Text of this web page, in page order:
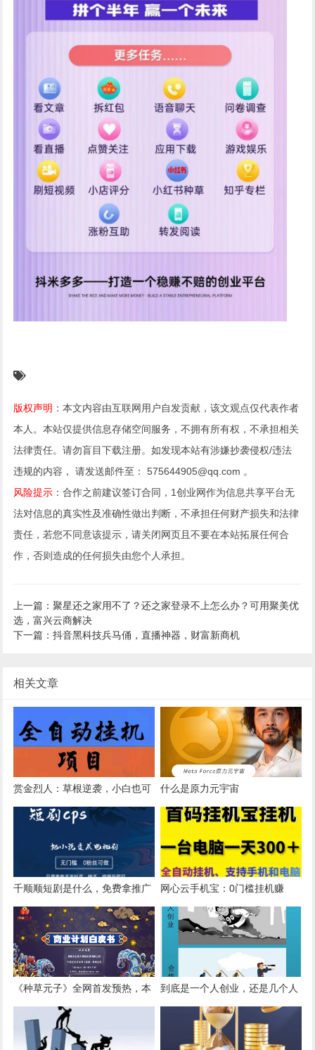
版权声明 ：本文内容由互联网用户自发贡献，该文观点仅代表作者
本人。本站仅提供信息存储空间服务，不拥有所有权，不承担相关
法律责任。请勿盲目下载注册。如发现本站有涉嫌抄袭侵权/违法
违规的内容， 请发送邮件至： 575644905@qq.com 。
风险提示 ：合作之前建议签订合同，1创业网作为信息共享平台无
法对信息的真实性及准确性做出判断，不承担任何财产损失和法律
责任，若您不同意该提示，请关闭网页且不要在本站拓展任何合
作，否则造成的任何损失由您个人承担。
上一篇：聚星还之家用不了？还之家登录不上怎么办？可用聚美优
选，富兴云商解决
下一篇：抖音黑科技兵马俑，直播神器，财富新商机
相关文章
赏金烈人：草根逆袭，小白也可
日入500+ 风口项目强势来袭。
什么是原力元宇宙
千顺顺短剧是什么，免费拿推广
授权，见效快收益高
网心云手机宝：0门槛挂机赚
米！迅雷旗下的子公司！
《种草元子》全网首发预热，本
月上线在即， 诚邀各个团队共享
盛宴！！
到底是一个人创业，还是几个人
合作创业好？